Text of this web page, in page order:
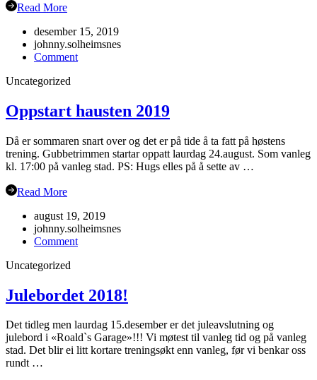
Read More
desember 15, 2019
johnny.solheimsnes
Commenton
Uncategorized
Oppstart hausten 2019
Då er sommaren snart over og det er på tide å ta fatt på høstens
trening. Gubbetrimmen startar oppatt laurdag 24.august. Som vanleg
kl. 17:00 på vanleg stad. PS: Hugs elles på å sette av …
Read More
august 19, 2019
johnny.solheimsnes
Commenton
Uncategorized
Julebordet 2018!
Det tidleg men laurdag 15.desember er det juleavslutning og
julebord i «Roald`s Garage»!!! Vi møtest til vanleg tid og på vanleg
stad. Det blir ei litt kortare treningsøkt enn vanleg, før vi benkar oss
rundt …